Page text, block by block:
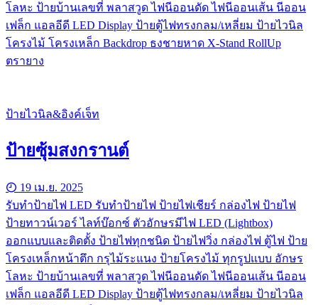
โลหะ ป้ายบ้านเลขที่ พลาสวูด ไฟนีออนดัด ไฟนีออนเส้น นีออน
เฟล็ก แอลอีดี LED Display ป้ายตู้ไฟทรงกลม/เหลี่ยม ป้ายไวนิล
โครงไม้ โครงเหล็ก Backdrop ธงชายหาด X-Stand RollUp
ตรายาง
ป้ายไวนิล&อิงค์เจ็ท
ป้ายซุ้มสงกรานต์
19 เม.ย. 2025
รับทําป้ายไฟ LED รับทำป้ายไฟ ป้ายไฟเชียร์ กล่องไฟ ป้ายไฟ
ป้ายทาวน์เวอร์ ไลท์บ๊อกซ์ ตัวอักษรมีไฟ LED (Lightbox)
ออกแบบและติดตั้ง ป้ายไฟทุกชนิด ป้ายไฟวิ่ง กล่องไฟ ตู้ไฟ ป้าย
โครงเหล็กหน้าตึก กรุไม้ระแนง ป้ายโครงไม้ ทุกรูปแบบ อักษร
โลหะ ป้ายบ้านเลขที่ พลาสวูด ไฟนีออนดัด ไฟนีออนเส้น นีออน
เฟล็ก แอลอีดี LED Display ป้ายตู้ไฟทรงกลม/เหลี่ยม ป้ายไวนิล